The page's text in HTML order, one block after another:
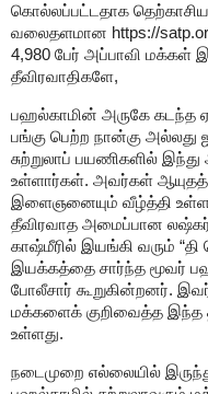
கொல்லப்பட்டதாக
வலைதளமான https://
4,980 பேர் அப்பாவி மக்கள்
தீவிரவாதிகளே,
பஹல்காமின் அருகே கடந்த
பங்கு பெற்ற நான்கு அல்லது
சுற்றுலாப் பயணிகளில்
உள்ளார்கள். அவர்கள்
இளைஞனையும் வீழ்த்தி
தீவிரவாத அமைப்பான
காஷ்மீரில் இயங்கி வரும்
இயக்கத்தை சார்ந்த மூவர்
போலீசார் கூறுகின்றனர்.
மக்களைக் குறிவைத்த இந்த
உள்ளது.
நடைமுறை எல்லையில்